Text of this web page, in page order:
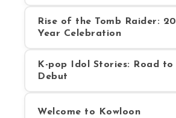
Rise of the Tomb Raider: 20
Year Celebration
K-pop Idol Stories: Road to
Debut
Welcome to Kowloon